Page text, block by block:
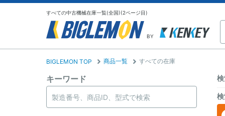
すべての中古機械在庫一覧(全国)(2ページ目)
BY
BIGLEMON TOP 商品一覧 すべての在庫
キーワード